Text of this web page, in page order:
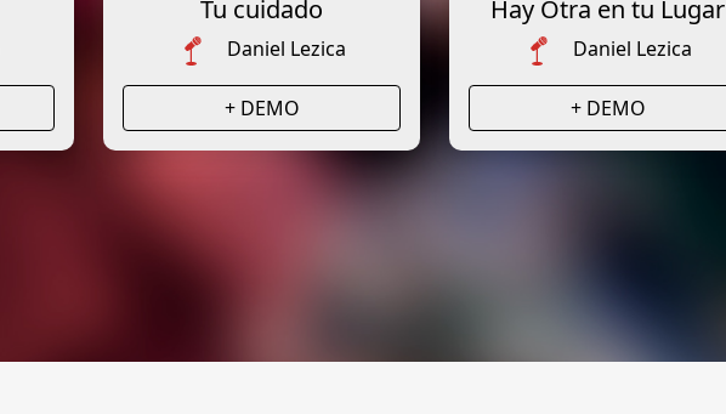
Tu cuidado
Daniel Lezica
+ DEMO
Hay Otra en tu Lugar
Daniel Lezica
+ DEMO